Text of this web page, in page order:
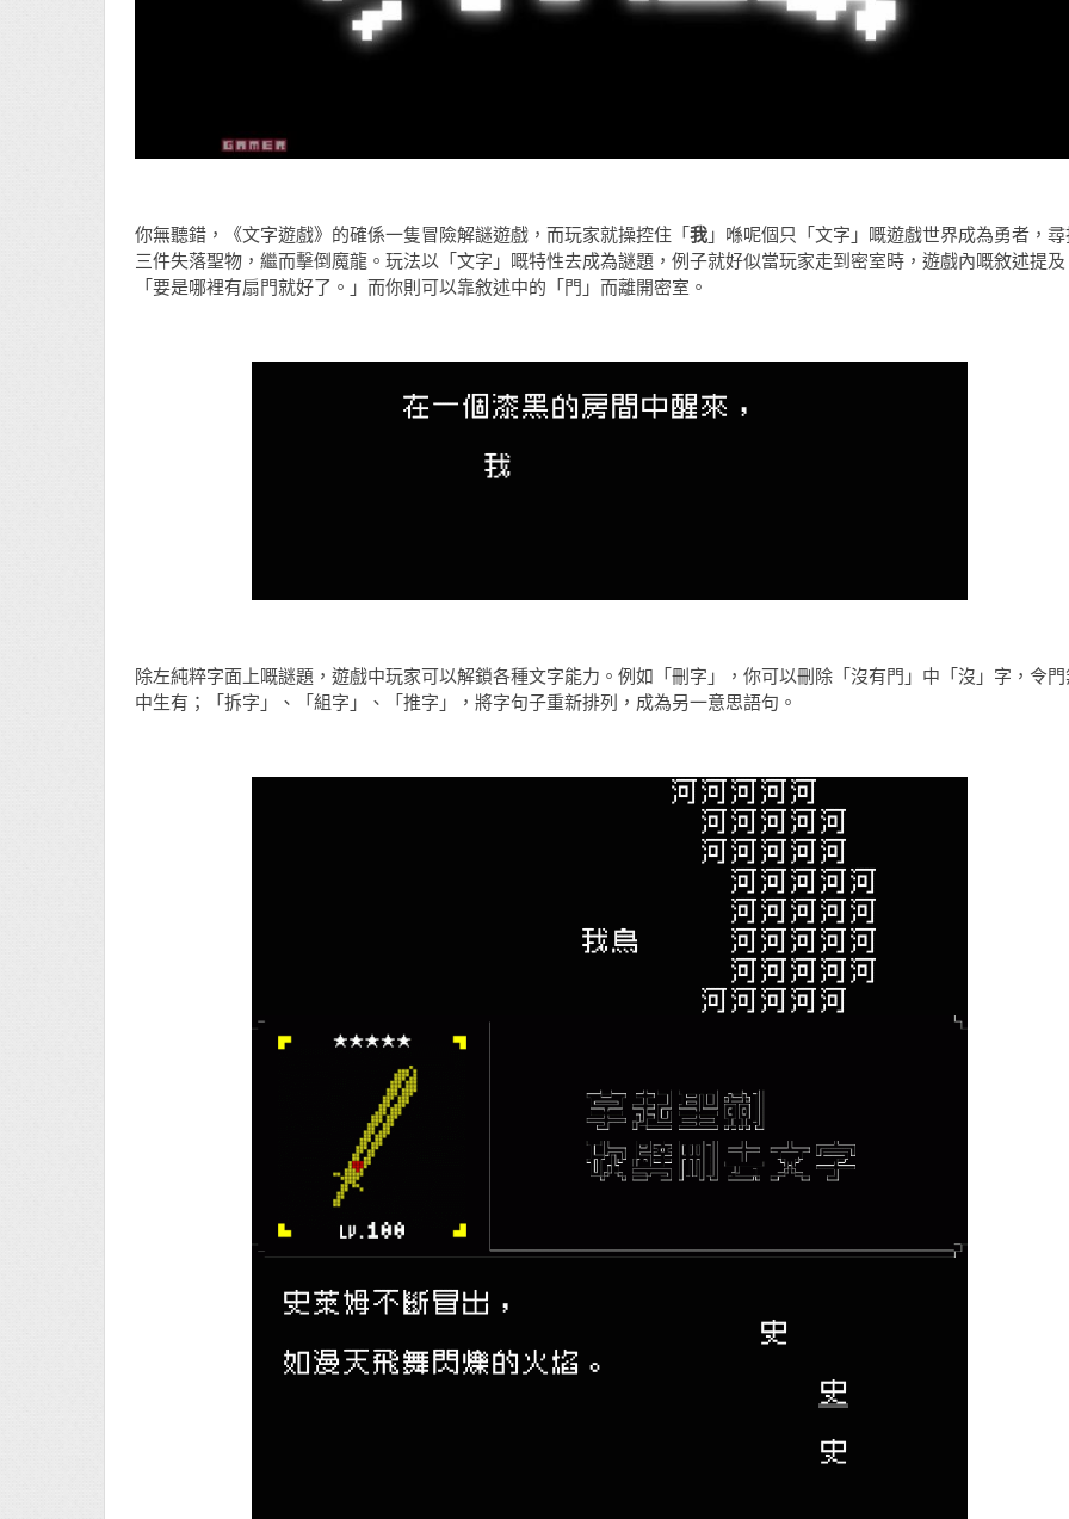
你無聽錯，《文字遊戲》的確係一隻冒險解謎遊戲，而玩家就操控住「我 」喺呢個只「文字」嘅遊戲世界成為勇者，
三件失落聖物，繼而擊倒魔龍。玩法以「文字」嘅特性去成為謎題，例子就好似當玩家走到密室時，遊戲內嘅敘述提及
「要是哪裡有扇門就好了。」而你則可以靠敘述中的「門」而離開密室。
除左純粹字面上嘅謎題，遊戲中玩家可以解鎖各種文字能力。例如「刪字」，你可以刪除「沒有門」中「沒」字，令
中生有；「拆字」、「組字」、「推字」，將字句子重新排列，成為另一意思語句。